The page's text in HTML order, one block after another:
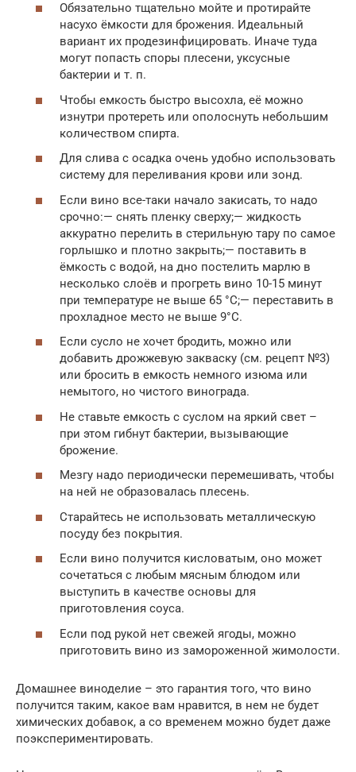
Обязательно тщательно мойте и протирайте
насухо ёмкости для брожения. Идеальный
вариант их продезинфицировать. Иначе туда
могут попасть споры плесени, уксусные
бактерии и т. п.
Чтобы емкость быстро высохла, её можно
изнутри протереть или ополоснуть небольшим
количеством спирта.
Для слива с осадка очень удобно использовать
систему для переливания крови или зонд.
Если вино все-таки начало закисать, то надо
срочно:— снять пленку сверху;— жидкость
аккуратно перелить в стерильную тару по самое
горлышко и плотно закрыть;— поставить в
ёмкость с водой, на дно постелить марлю в
несколько слоёв и прогреть вино 10-15 минут
при температуре не выше 65 °C;— переставить в
прохладное место не выше 9°C.
Если сусло не хочет бродить, можно или
добавить дрожжевую закваску (см. рецепт №3)
или бросить в емкость немного изюма или
немытого, но чистого винограда.
Не ставьте емкость с суслом на яркий свет –
при этом гибнут бактерии, вызывающие
брожение.
Мезгу надо периодически перемешивать, чтобы
на ней не образовалась плесень.
Старайтесь не использовать металлическую
посуду без покрытия.
Если вино получится кисловатым, оно может
сочетаться с любым мясным блюдом или
выступить в качестве основы для
приготовления соуса.
Если под рукой нет свежей ягоды, можно
приготовить вино из замороженной жимолости.
Домашнее виноделие – это гарантия того, что вино
получится таким, какое вам нравится, в нем не будет
химических добавок, а со временем можно будет даже
поэкспериментировать.